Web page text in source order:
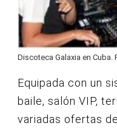
Discoteca Galaxia en Cuba.
Equipada con un
baile, salón VIP,
variadas ofertas